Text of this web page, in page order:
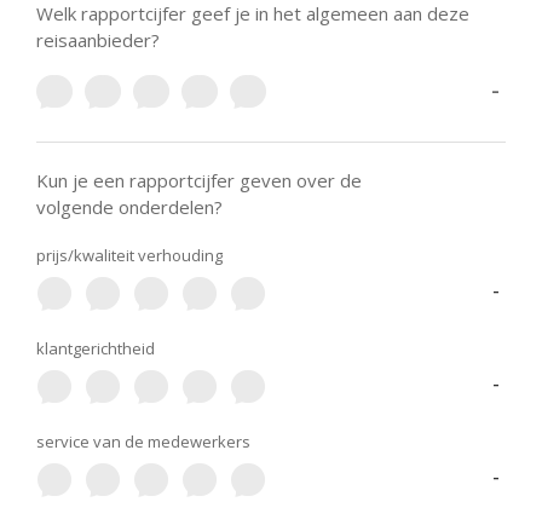
Welk rapportcijfer geef je in het algemeen aan deze
reisaanbieder?
-
Kun je een rapportcijfer geven over de
volgende onderdelen?
prijs/kwaliteit verhouding
-
klantgerichtheid
-
service van de medewerkers
-